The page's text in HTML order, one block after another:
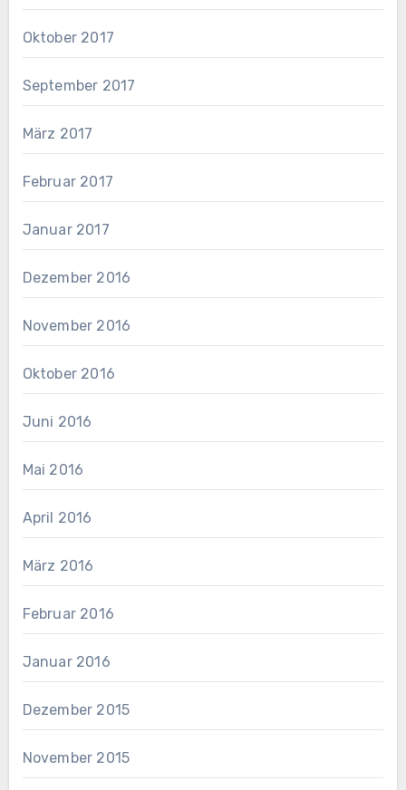
Oktober 2017
September 2017
März 2017
Februar 2017
Januar 2017
Dezember 2016
November 2016
Oktober 2016
Juni 2016
Mai 2016
April 2016
März 2016
Februar 2016
Januar 2016
Dezember 2015
November 2015